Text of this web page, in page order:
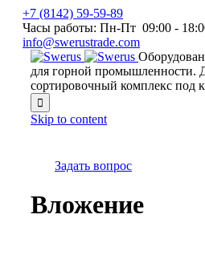
+7 (8142) 59-59-89
Часы работы: Пн-Пт 09:00 -
info@swerustrade.com
для горной промышленности.
сортировочный комплекс под

Skip to content
Задать вопрос
Вложение